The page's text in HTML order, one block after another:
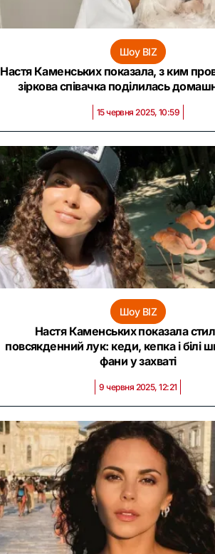
Шоу BIZ
Настя Каменських показала, з ким
зіркова співачка поділилась
15 червня 2025, 10:59
Шоу BIZ
Настя Каменських показала
повсякденний лук: кеди, кепка і білі
фани у захваті
9 червня 2025, 12:21